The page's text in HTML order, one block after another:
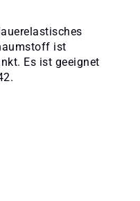
ist
Es ist geeignet